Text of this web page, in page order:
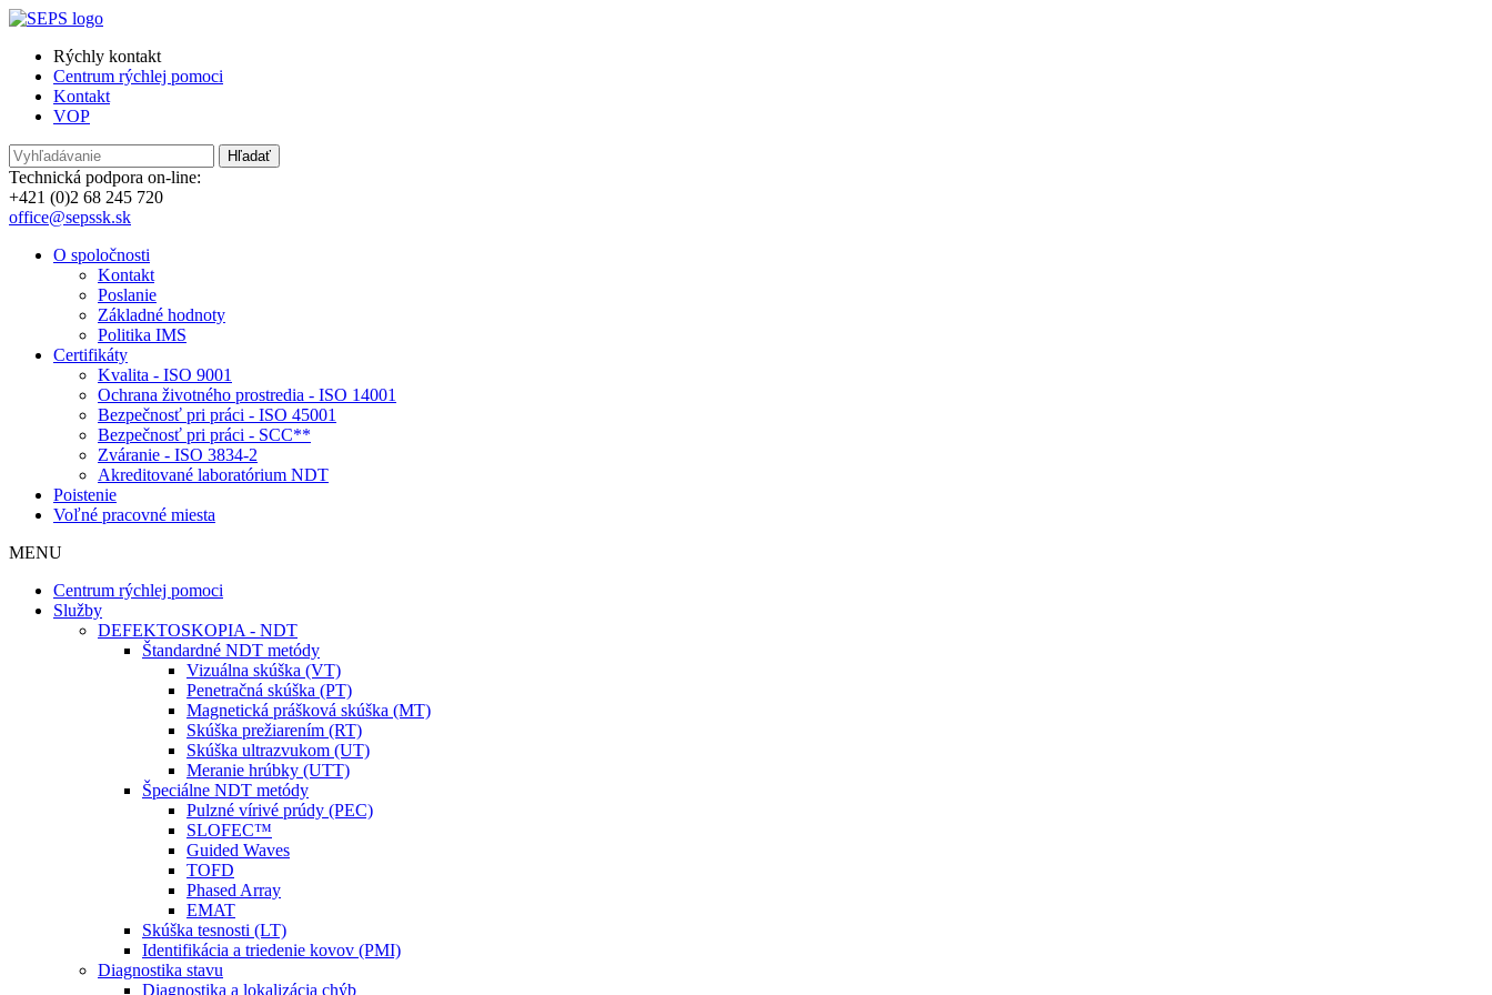
Rýchly kontakt
Centrum rýchlej pomoci
Kontakt
VOP
Technická podpora on-line:
+421 (0)2 68 245 720
office@sepssk.sk
O spoločnosti
Kontakt
Poslanie
Základné hodnoty
Politika IMS
Certifikáty
Kvalita - ISO 9001
Ochrana životného prostredia - ISO 14001
Bezpečnosť pri práci - ISO 45001
Bezpečnosť pri práci - SCC**
Zváranie - ISO 3834-2
Akreditované laboratórium NDT
Poistenie
Voľné pracovné miesta
MENU
Centrum rýchlej pomoci
Služby
DEFEKTOSKOPIA - NDT
Štandardné NDT metódy
Vizuálna skúška (VT)
Penetračná skúška (PT)
Magnetická prášková skúška (MT)
Skúška prežiarením (RT)
Skúška ultrazvukom (UT)
Meranie hrúbky (UTT)
Špeciálne NDT metódy
Pulzné vírivé prúdy (PEC)
SLOFEC™
Guided Waves
TOFD
Phased Array
EMAT
Skúška tesnosti (LT)
Identifikácia a triedenie kovov (PMI)
Diagnostika stavu
Diagnostika a lokalizácia chýb